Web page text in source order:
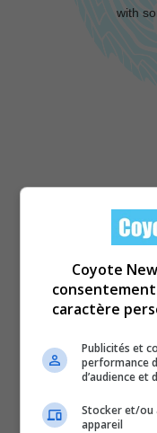
with
Coyote
caractère
Publicités et
performance
d’audience et
Stocker et/ou
appareil